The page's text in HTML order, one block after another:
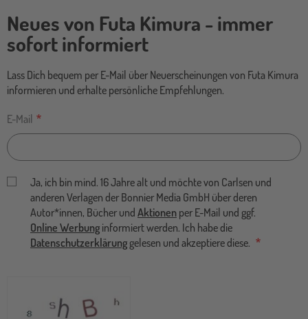
Neues von Futa Kimura - immer
sofort informiert
Lass Dich bequem per E-Mail über Neuerscheinungen von Futa Kimura
informieren und erhalte persönliche Empfehlungen.
E-Mail
Ja, ich bin mind. 16 Jahre alt und möchte von Carlsen und
anderen Verlagen der Bonnier Media GmbH über deren
Autor*innen, Bücher und Aktionen per E-Mail und ggf.
Online Werbung informiert werden. Ich habe die
Datenschutzerklärung gelesen und akzeptiere diese.